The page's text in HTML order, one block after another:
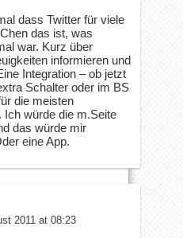
dass Twitter für viele
das ist, was
war. Kurz über
informieren und
Integration – ob jetzt
Schalter oder im BS
die meisten
Ich würde die m.Seite
das würde mir
eine App.
2011 at 08:23